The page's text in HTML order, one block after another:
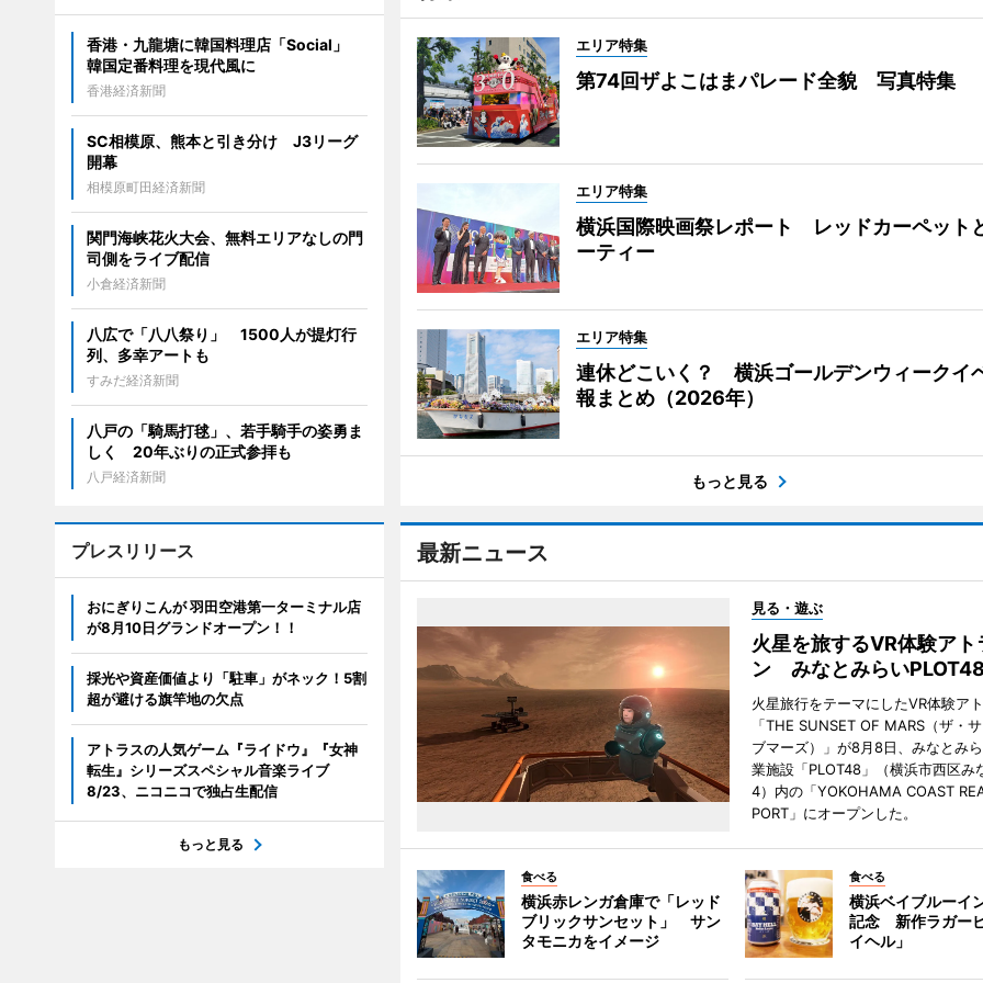
エリア特集
第74回ザよこはまパレード全貌 写真特集
エリア特集
横浜国際映画祭レポート レッドカーペット
ーティー
エリア特集
連休どこいく？ 横浜ゴールデンウィークイ
報まとめ（2026年）
もっと見る
最新ニュース
見る・遊ぶ
火星を旅するVR体験アト
ン みなとみらい
火星旅行をテーマにしたVR体験ア
「THE SUNSET OF MARS（ザ・
ブマーズ）」が8月8日、みなとみ
業施設「PLOT48」（横浜市西区み
4）内の「YOKOHAMA COAST
PORT」にオープンした。
食べる
横浜赤レンガ倉庫で「レッド
ブリックサンセット」 サン
タモニカをイメージ
食べる
横浜ベイブルーイ
記念 新作ラガー
イヘル」
香港・九龍塘に韓国料理店「Social」
韓国定番料理を現代風に
香港経済新聞
SC相模原、熊本と引き分け J3リーグ
開幕
相模原町田経済新聞
関門海峡花火大会、無料エリアなしの門
司側をライブ配信
小倉経済新聞
八広で「八八祭り」 1500人が提灯行
列、多幸アートも
すみだ経済新聞
八戸の「騎馬打毬」、若手騎手の姿勇ま
しく 20年ぶりの正式参拝も
八戸経済新聞
プレスリリース
おにぎりこんが 羽田空港第一ターミナル店
が8月10日グランドオープン！！
採光や資産価値より「駐車」がネック！5割
超が避ける旗竿地の欠点
アトラスの人気ゲーム『ライドウ』『女神
転生』シリーズスペシャル音楽ライブ
8/23、ニコニコで独占生配信
もっと見る